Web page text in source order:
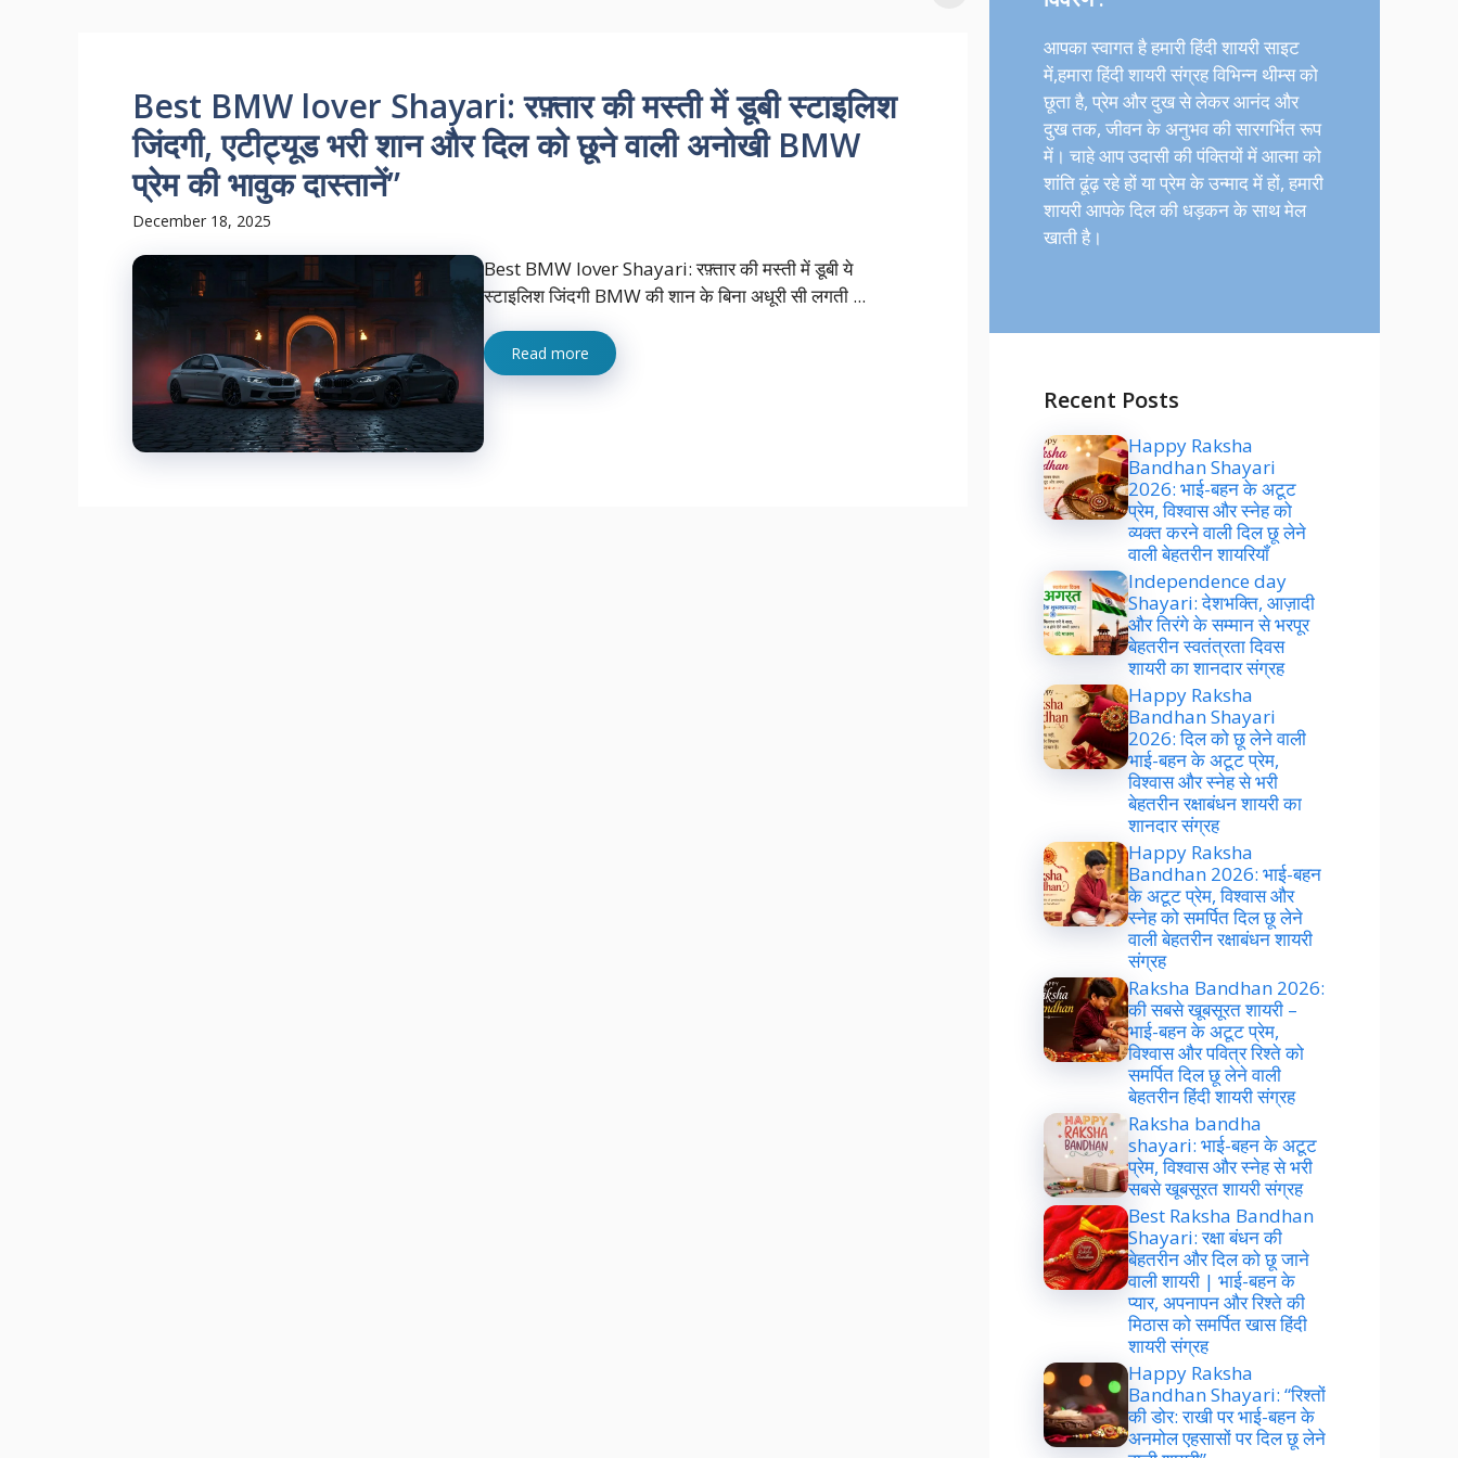
Best BMW lover Shayari: रफ़्तार की मस्ती में डूबी स्टाइलिश
जिंदगी, एटीट्यूड भरी शान और दिल को छूने वाली अनोखी BMW
प्रेम की भावुक दास्तानें”
December 18, 2025
Best BMW lover Shayari: रफ़्तार की मस्ती में डूबी ये
स्टाइलिश जिंदगी BMW की शान के बिना अधूरी सी लगती ...
Read more
आपका स्वागत है हमारी हिंदी शायरी साइट
में,हमारा हिंदी शायरी संग्रह विभिन्न थीम्स को
छूता है, प्रेम और दुख से लेकर आनंद और
दुख तक, जीवन के अनुभव की सारगर्भित रूप
में। चाहे आप उदासी की पंक्तियों में आत्मा को
शांति ढूंढ़ रहे हों या प्रेम के उन्माद में हों, हमारी
शायरी आपके दिल की धड़कन के साथ मेल
खाती है।
Recent Posts
Happy Raksha
Bandhan Shayari
2026: भाई-बहन के अटूट
प्रेम, विश्वास और स्नेह को
व्यक्त करने वाली दिल छू लेने
वाली बेहतरीन शायरियाँ
Independence day
Shayari: देशभक्ति, आज़ादी
और तिरंगे के सम्मान से भरपूर
बेहतरीन स्वतंत्रता दिवस
शायरी का शानदार संग्रह
Happy Raksha
Bandhan Shayari
2026: दिल को छू लेने वाली
भाई-बहन के अटूट प्रेम,
विश्वास और स्नेह से भरी
बेहतरीन रक्षाबंधन शायरी का
शानदार संग्रह
Happy Raksha
Bandhan 2026: भाई-बहन
के अटूट प्रेम, विश्वास और
स्नेह को समर्पित दिल छू लेने
वाली बेहतरीन रक्षाबंधन शायरी
संग्रह
Raksha Bandhan 2026:
की सबसे खूबसूरत शायरी –
भाई-बहन के अटूट प्रेम,
विश्वास और पवित्र रिश्ते को
समर्पित दिल छू लेने वाली
बेहतरीन हिंदी शायरी संग्रह
Raksha bandha
shayari: भाई-बहन के अटूट
प्रेम, विश्वास और स्नेह से भरी
सबसे खूबसूरत शायरी संग्रह
Best Raksha Bandhan
Shayari: रक्षा बंधन की
बेहतरीन और दिल को छू जाने
वाली शायरी | भाई-बहन के
प्यार, अपनापन और रिश्ते की
मिठास को समर्पित खास हिंदी
शायरी संग्रह
Happy Raksha
Bandhan Shayari: “रिश्तों
की डोर: राखी पर भाई-बहन के
अनमोल एहसासों पर दिल छू लेने